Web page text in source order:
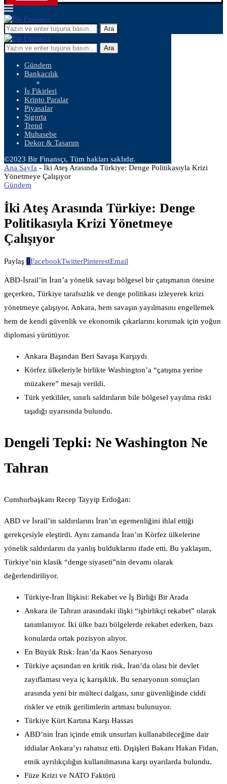
Ara
Ara
Gündem
Bankacılık
İş Fikirleri
Kripto Paralar
Piyasalar
Sigorta
Trend
Muhasebe
Dekor & Tasarım
©2023 Bir Finansçı, Tüm hakları saklıdır.
Ana Sayfa - İki Ateş Arasında Türkiye: Denge Politikasıyla Krizi
Yönetmeye Çalışıyor
Gündem
İki Ateş Arasında Türkiye: Denge
Politikasıyla Krizi Yönetmeye
Çalışıyor
Paylaş 0FacebookTwitterPinterestEmail
ABD-İsrail’in İran’a yönelik savaşı bölgesel bir çatışmanın ötesine
geçerken, Türkiye tarafsızlık ve denge politikası izleyerek krizi
yönetmeye çalışıyor. Ankara, hem savaşın yayılmasını engellemek
hem de kendi güvenlik ve ekonomik çıkarlarını korumak için yoğun
diplomasi yürütüyor.
Ankara Başından Beri Savaşa Karşıydı
Körfez ülkeleriyle birlikte Washington’a “çatışma yerine
müzakere” mesajı verildi.
Türk yetkililer, sınırlı saldırıların bile bölgesel yayılma riski
taşıdığı uyarısında bulundu.
Dengeli Tepki: Ne Washington Ne
Tahran
Cumhurbaşkanı Recep Tayyip Erdoğan:
ABD ve İsrail’in saldırılarını İran’ın egemenliğini ihlal ettiği
gerekçesiyle eleştirdi. Aynı zamanda İran’ın Körfez ülkelerine
yönelik saldırılarını da yanlış bulduklarını ifade etti. Bu yaklaşım,
Türkiye’nin klasik “denge siyaseti”nin devamı olarak
değerlendiriliyor.
Türkiye-İran İlişkisi: Rekabet ve İş Birliği Bir Arada
Ankara ile Tahran arasındaki ilişki “işbirlikçi rekabet” olarak
tanımlanıyor. İki ülke bazı bölgelerde rekabet ederken, bazı
konularda ortak pozisyon alıyor.
En Büyük Risk: İran’da Kaos Senaryosu
Türkiye açısından en kritik risk, İran’da olası bir devlet
zayıflaması veya iç karışıklık. Bu senaryonun sonuçları
arasında yeni bir mülteci dalgası, sınır güvenliğinde ciddi
riskler ve etnik gerilimlerin artması bulunuyor.
Türkiye Kürt Kartına Karşı Hassas
ABD’nin İran içinde etnik unsurları kullanabileceğine dair
iddialar Ankara’yı rahatsız etti. Dışişleri Bakanı Hakan Fidan,
etnik ayrılıkçılığın kullanılmasına karşı uyarılarda bulundu.
Füze Krizi ve NATO Faktörü